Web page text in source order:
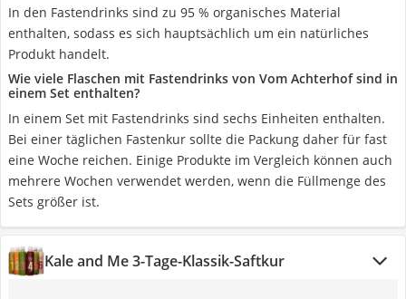
In den Fastendrinks sind zu 95 % organisches Material
enthalten, sodass es sich hauptsächlich um ein natürliches
Produkt handelt.
Wie viele Flaschen mit Fastendrinks von Vom Achterhof sind in
einem Set enthalten?
In einem Set mit Fastendrinks sind sechs Einheiten enthalten.
Bei einer täglichen Fastenkur sollte die Packung daher für fast
eine Woche reichen. Einige Produkte im Vergleich können auch
mehrere Wochen verwendet werden, wenn die Füllmenge des
Sets größer ist.
Kale and Me 3-Tage-Klassik-Saftkur